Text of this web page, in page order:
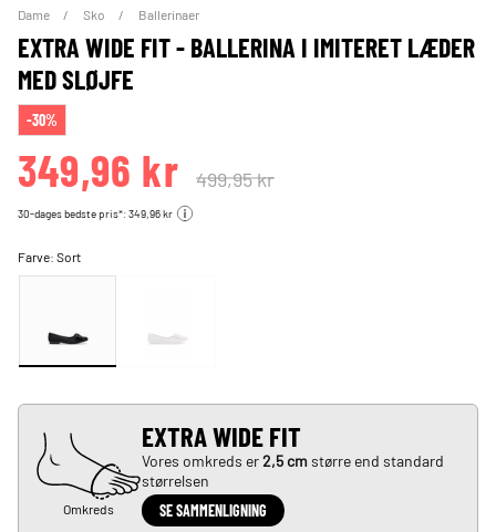
Dame Sko Ballerinaer
EXTRA WIDE FIT - BALLERINA I IMITERET LÆDER
MED SLØJFE
-30%
349,96 kr 499,95 kr
30-dages bedste pris*: 349,96 kr
Farve:Sort
Omkreds
EXTRA WIDE FIT
Vores omkreds er2,5 cmstørre end standard
størrelsen
SE SAMMENLIGNING